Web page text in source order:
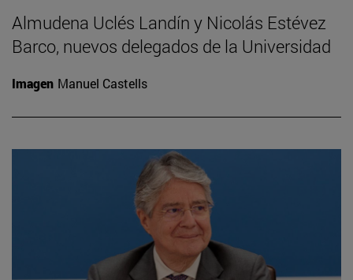
Almudena Uclés Landín y Nicolás Estévez
Barco, nuevos delegados de la Universidad
Imagen Manuel Castells